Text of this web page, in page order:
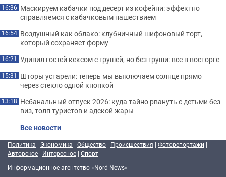
16:36 Маскируем кабачки под десерт из кофейни: эффектно
справляемся с кабачковым нашествием
16:54 Воздушный как облако: клубничный шифоновый торт,
который сохраняет форму
16:21 Удивил гостей кексом с грушей, но без груши: все в восторге
15:31 Шторы устарели: теперь мы выключаем солнце прямо
через стекло одной кнопкой
13:18 Небанальный отпуск 2026: куда тайно рвануть с детьми без
виз, толп туристов и адской жары
Все новости
Политика | Экономика | Общество | Происшествия | Фоторепортажи |
Авторское | Интересное | Спорт
Информационное агентство «Nord-News»